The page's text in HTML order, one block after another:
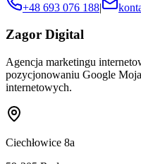
+48 693 076 188|
Zagor Digital
Agencja marketingu
pozycjonowaniu Google
internetowych.
Ciechłowice 8a